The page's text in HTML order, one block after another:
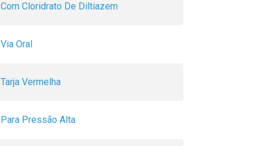
Com Cloridrato De Diltiazem
Via Oral
Tarja Vermelha
Para Pressão Alta